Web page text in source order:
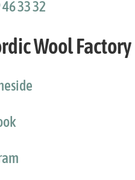
33 32‬
Wool Factory